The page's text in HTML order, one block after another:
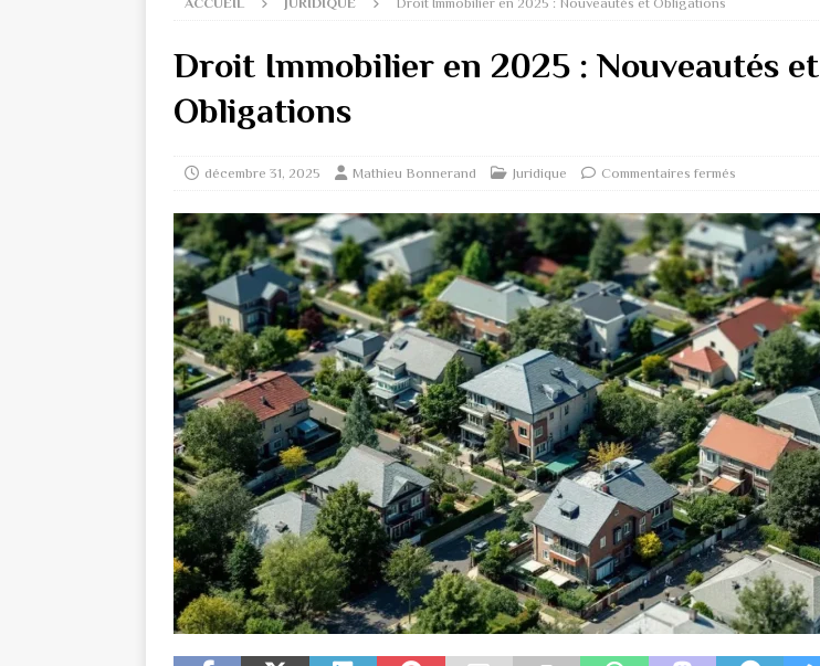
Droit Immobilier en 2025 : Nouveautés et
Obligations
décembre 31, 2025 Mathieu Bonnerand Juridique Commentaires fermés